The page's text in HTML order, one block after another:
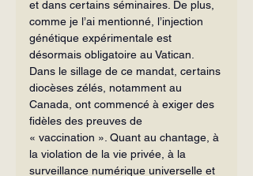
et dans certains séminaires. De plus,
comme je l’ai mentionné, l’injection
génétique expérimentale est
désormais obligatoire au Vatican.
Dans le sillage de ce mandat, certains
diocèses zélés, notamment au
Canada, ont commencé à exiger des
fidèles des preuves de
« vaccination ». Quant au chantage, à
la violation de la vie privée, à la
surveillance numérique universelle et